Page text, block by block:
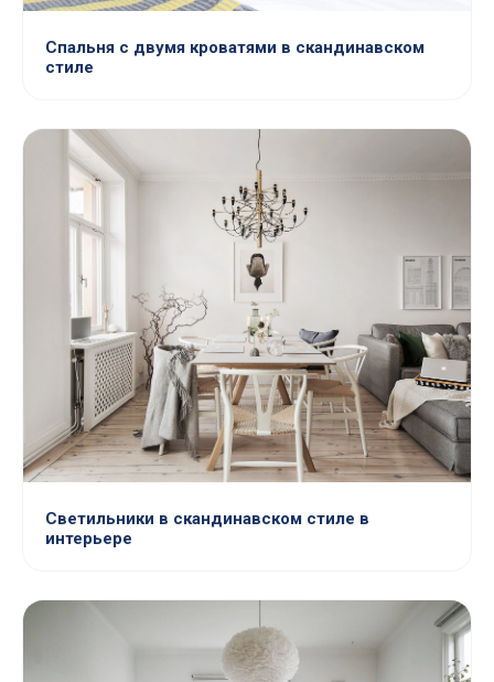
Спальня с двумя кроватями в скандинавском
стиле
Светильники в скандинавском стиле в
интерьере